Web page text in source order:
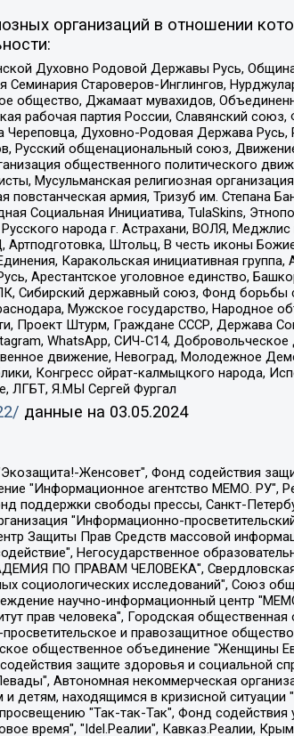
организаций в отношении
Духовно Родовой Державы Русь,
Староверов-Инглингов,
общество, Джамаат мувахидов,
рабочая партия России, Славянский
Духовно-Родовая Держава
Русский общенациональный союз,
общественного политического
Мусульманская религиозная
армия, Тризуб им. Степана
Социальная Инициатива, TulaSkins,
народа г. Астрахани, ВОЛЯ,
Артподготовка, Штольц, В честь иконы
Каракольская инициативная
Арестантское уголовное единство,
Сибирский державный союз, Фонд
Мужское государство, Народное
Проект Штурм, Граждане СССР, Держава
WhatsApp, СИЧ-С14,
движение, Невоград, Молодежное
Конгресс ойрат-калмыцкого народа,
ЛГБТ, Я.МЫ Сергей Фургал
данные на 03.05.2024
"Институт права и публичной политики", Баданин Роман Сергеевич, Гликин Максим Александрович, Железнова Мария Михайловна, Лукьянова Юлия Сергеевна, Маетная Елизавета Витальевна, Маняхин Петр Борисович, Чуракова Ольга Владимировна, Ярош Юлия Петровна, Юридическое лицо "The Insider SIA", зарегистрированное в Риге, Латвийская Республика (дата регистрации 26.06.2015), являющееся администратором доменного имени интернет-издания "The Insider SIA", https://theins.ru, Постернак Алексей Евгеньевич, Рубин Михаил Аркадьевич, Анин Роман Александрович, Юридическое лицо Istories fonds, зарегистрированное в Латвийской Республике (регистрационный номер 50008295751, дата регистрации 24.02.2020), Великовский Дмитрий Александрович, Долинина Ирина Николаевна, Мароховская Алеся Алексеевна, Шлейнов Роман Юрьевич, Шмагун Олеся Валентиновна, Общество с ограниченной ответственностью "Альтаир 2021", Общество с ограниченной ответственностью "Вега 2021", Общество с ограниченной ответственностью "Главный редактор 2021", Общество с ограниченной ответственностью "Ромашки монолит", Важенков Артем Валерьевич, Ивановская областная общественная организация "Центр гендерных исследований", Гурман Юрий Альбертович, Медиапроект "ОВД-Инфо", Егоров Владимир Владимирович, Жилинский Владимир Александрович, Общество с ограниченной ответственностью "ЗП", Иванова София Юрьевна, Карезина Инна Павловна, Кильтау Екатерина Викторовна, Петров Алексей Викторович, Пискунов Сергей Евгеньевич, Смирнов Сергей Сергеевич, Тихонов Михаил Сергеевич, Общество с ограниченной ответственностью "ЖУРНАЛИСТ-ИНОСТРАННЫЙ АГЕНТ", Арапова Галина Юрьевна, Вольтская Татьяна Анатольевна, Американская компания "Mason G.E.S. Anonymous Foundation" (США), являющаяся владельцем интернет-издания https://mnews.world/, Компания "Stichting Bellingcat", зарегистрированная в Нидерландах (дата регистрации 11.07.2018), Захаров Андрей Вячеславович, Клепиковская Екатерина Дмитриевна, Общество с ограниченной ответственностью "МЕМО", Перл Роман Александрович, Симонов Евгений Алексеевич, Соловьева Елена Анатольевна, Сотников Даниил Владимирович, Сурначева Елизавета Дмитриевна, Автономная некоммерческая организация по защите прав человека и информированию населения "Якутия – Наше Мнение", Общество с ограниченной ответственностью "Москоу диджитал медиа", с 26.01.2023 Общество с ограниченной ответственностью "Чайка Белые сады", Ветошкина Валерия Валерьевна, Заговора Максим Александрович, Межрегиональное общественное движение "Российская ЛГБТ - сеть", Оленичев Максим Владимирович, Павлов Иван Юрьевич, Скворцова Елена Сергеевна, Общество с ограниченной ответственностью "Как бы